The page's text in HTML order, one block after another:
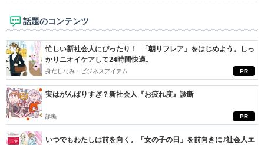
話題のコンテンツ
PR
忙しい新社会人にぴったり！ 「朝リフレア」をはじめよう。しっ
かりニオイケアして24時間快適。
身だしなみ・ビジネスアイテム
PR
実はがんばりすぎ？新社会人『お疲れ度』診断
診断
いつでもわたしは前を向く。「女の子の日」を前向きに♪社会人エ